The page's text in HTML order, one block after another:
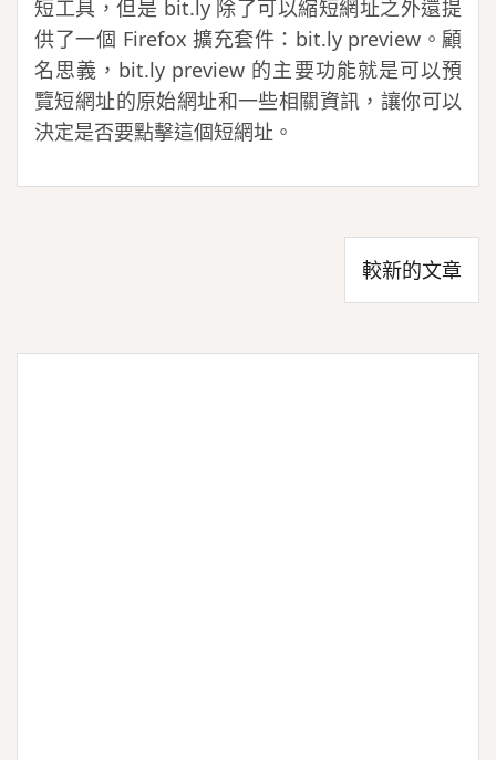
短工具，但是 bit.ly 除了可以縮短網址之外還提
供了一個 Firefox 擴充套件：bit.ly preview。顧
名思義，bit.ly preview 的主要功能就是可以預
覽短網址的原始網址和一些相關資訊，讓你可以
決定是否要點擊這個短網址。
覽
較新的文章